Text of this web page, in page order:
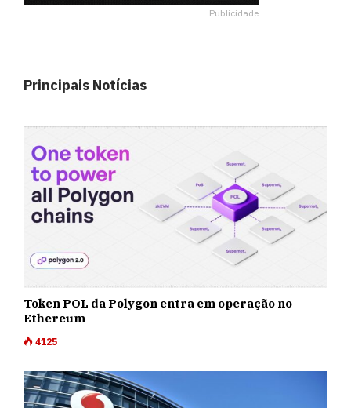
Publicidade
Principais Notícias
Token POL da Polygon entra em operação no
Ethereum
4125